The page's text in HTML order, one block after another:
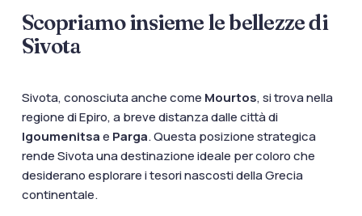
Scopriamo insieme le bellezze di
Sivota
Sivota, conosciuta anche come Mourtos, si trova nella
regione di Epiro, a breve distanza dalle città di
Igoumenitsae Parga. Questa posizione strategica
rende Sivota una destinazione ideale per coloro che
desiderano esplorare i tesori nascosti della Grecia
continentale.